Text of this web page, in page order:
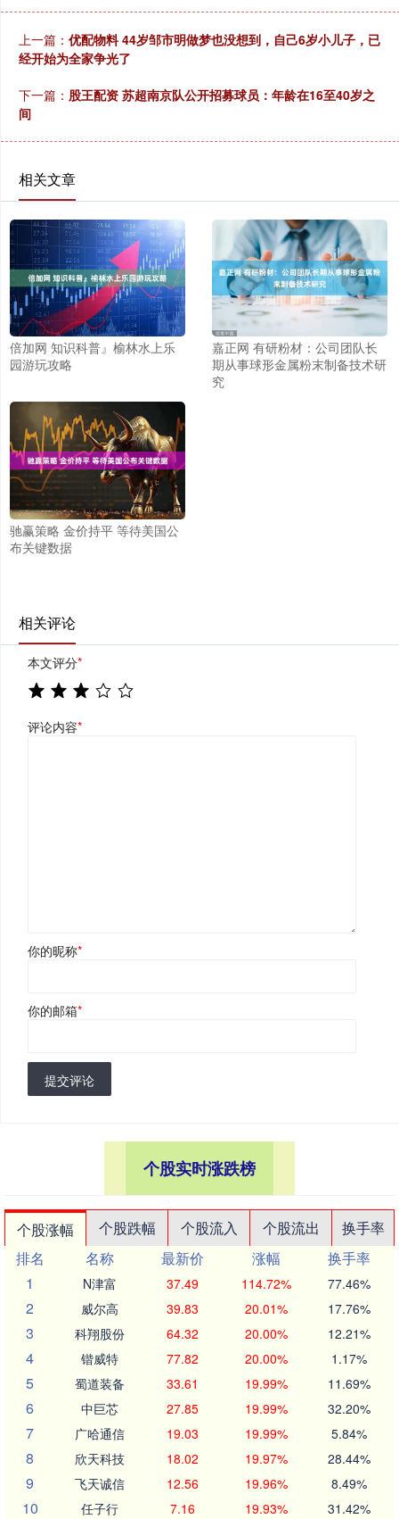
上一篇： 优配物料 44岁邹市明做梦也没想到，自己6岁小儿子，已
经开始为全家争光了
下一篇： 股王配资 苏超南京队公开招募球员：年龄在16至40岁之
间
相关文章
倍加网 知识科普』榆林水上乐
园游玩攻略
嘉正网 有研粉材：公司团队长
期从事球形金属粉末制备技术研
究
驰赢策略 金价持平 等待美国公
布关键数据
相关评论
本文评分*
评论内容*
你的昵称*
你的邮箱*
提交评论
个股实时涨跌榜
个股涨幅 个股跌幅 个股流入 个股流出
换手率
排名
名称 最新价 涨幅
换手率
1
N津富 37.49 114.72% 77.46%
2 威尔高 39.83 20.01% 17.76%
3 科翔股份 64.32 20.00% 12.21%
4 锴威特 77.82 20.00% 1.17%
5 蜀道装备 33.61 19.99% 11.69%
6 中巨芯 27.85 19.99% 32.20%
7 广哈通信 19.03 19.99% 5.84%
8 欣天科技 18.02 19.97% 28.44%
9 飞天诚信 12.56 19.96% 8.49%
10 任子行 7.16 19.93% 31.42%